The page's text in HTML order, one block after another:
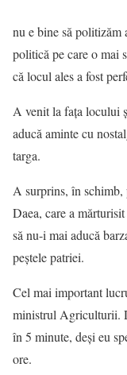
nu e bine să politizăm
politică pe care o mai
că locul ales a fost
A venit la fața locului
aducă aminte cu
targa.
A surprins, în
Daea, care a
să nu-i mai aducă
peștele patriei.
Cel mai important
ministrul Agriculturii.
în 5 minute, deși eu
ore.